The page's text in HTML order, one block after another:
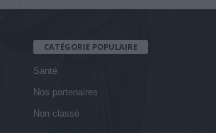
CATÉGORIE POPULAIRE
Santé
Nos partenaires
Non classé